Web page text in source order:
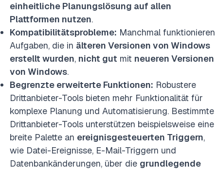
einheitliche Planungslösung auf allen
Plattformen nutzen.
Kompatibilitätsprobleme: Manchmal funktionieren
Aufgaben, die in älteren Versionen von Windows
erstellt wurden, nicht gut mit neueren Versionen
von Windows.
Begrenzte erweiterte Funktionen: Robustere
Drittanbieter-Tools bieten mehr Funktionalität für
komplexe Planung und Automatisierung. Bestimmte
Drittanbieter-Tools unterstützen beispielsweise eine
breite Palette an ereignisgesteuerten Triggern,
wie Datei-Ereignisse, E-Mail-Triggern und
Datenbankänderungen, über die grundlegende